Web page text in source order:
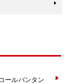
ールバンタン